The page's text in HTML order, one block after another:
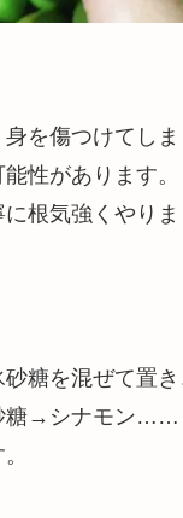
を傷つけてし
性があります。
根気強くやりま
糖を混ぜて置き
糖→ シナモン……